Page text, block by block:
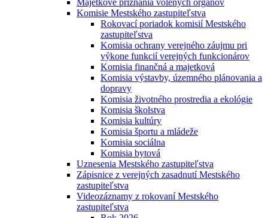
Majetkové priznania volených orgánov
Komisie Mestského zastupiteľstva
Rokovací poriadok komisií Mestského
zastupiteľstva
Komisia ochrany verejného záujmu pri
výkone funkcií verejných funkcionárov
Komisia finančná a majetková
Komisia výstavby, územného plánovania a
dopravy
Komisia životného prostredia a ekológie
Komisia školstva
Komisia kultúry
Komisia športu a mládeže
Komisia sociálna
Komisia bytová
Uznesenia Mestského zastupiteľstva
Zápisnice z verejných zasadnutí Mestského
zastupiteľstva
Videozáznamy z rokovaní Mestského
zastupiteľstva